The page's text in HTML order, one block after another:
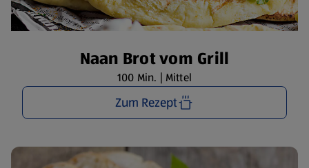
Naan Brot vom Grill
100 Min. | Mittel
Zum Rezept